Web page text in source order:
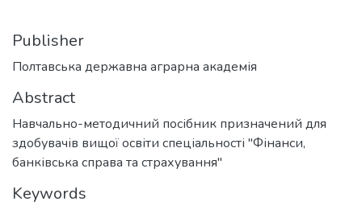
Publisher
Полтавська державна аграрна академія
Abstract
Навчально-методичний посібник призначений для
здобувачів вищої освіти спеціальності "Фінанси,
банківська справа та страхування"
Keywords